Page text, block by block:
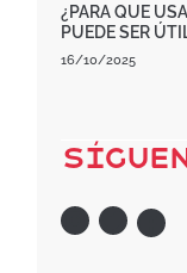
¿PARA QUE
PUEDE SER
16/10/2025